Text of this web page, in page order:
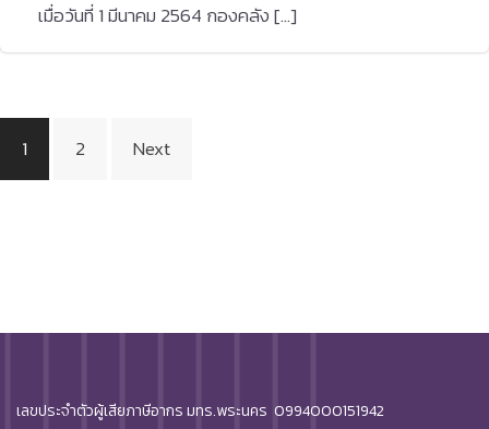
เมื่อวันที่ 1 มีนาคม 2564 กองคลัง […]
Posts
pagination
1 2 Next
เลขประจำตัวผู้เสียภาษีอากร มทร.พระนคร 0994000151942